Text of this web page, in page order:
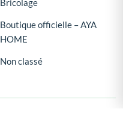
Bricolage
Boutique officielle – AYA
HOME
Non classé